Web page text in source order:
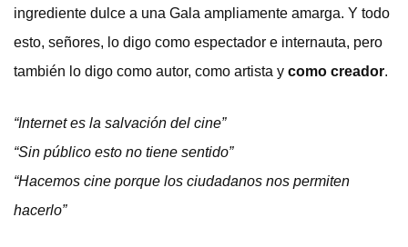
ingrediente dulce a una Gala ampliamente amarga. Y todo
esto, señores, lo digo como espectador e internauta, pero
también lo digo como autor, como artista y como creador.
“Internet es la salvación del cine”
“Sin público esto no tiene sentido”
“Hacemos cine porque los ciudadanos nos permiten
hacerlo”